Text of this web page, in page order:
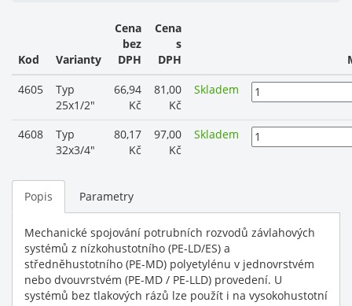
Kod Varianty
Cena
bez
DPH
Cena
s
DPH
4605
Typ
25x1/2"
66,94
Kč
81,00
Kč
Skladem
4608
Typ
32x3/4"
80,17
Kč
97,00
Kč
Skladem
Popis Parametry
Mechanické spojování potrubních rozvodů závlahových
systémů z nízkohustotního (PE-LD/ES) a
středněhustotního (PE-MD) polyetylénu v jednovrstvém
nebo dvouvrstvém (PE-MD / PE-LLD) provedení. U
systémů bez tlakových rázů lze použít i na vysokohustotní